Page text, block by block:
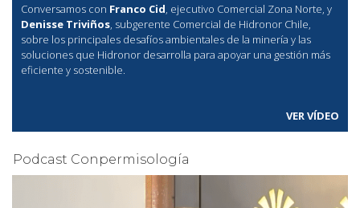
Conversamos con Franco Cid, ejecutivo Comercial Zona Norte, y
Denisse Triviños, subgerente Comercial de Hidronor Chile,
sobre los principales desafíos ambientales de la minería y las
soluciones que Hidronor desarrolla para apoyar una gestión más
eficiente y sostenible.
VER VÍDEO
Podcast Conpermisología